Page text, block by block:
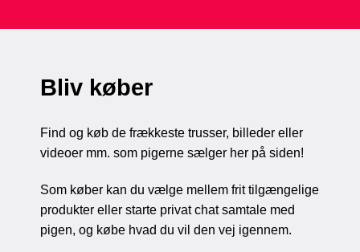
Bliv køber
Find og køb de frækkeste trusser, billeder eller
videoer mm. som pigerne sælger her på siden!
Som køber kan du vælge mellem frit tilgængelige
produkter eller starte privat chat samtale med
pigen, og købe hvad du vil den vej igennem.